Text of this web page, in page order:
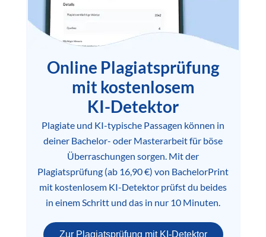
Online Plagiatsprüfung
mit kostenlosem
KI-Detektor
Plagiate und KI-typische Passagen können in
deiner Bachelor- oder Masterarbeit für böse
Überraschungen sorgen. Mit der
Plagiatsprüfung (ab 16,90 €) von BachelorPrint
mit kostenlosem KI-Detektor prüfst du beides
in einem Schritt und das in nur 10 Minuten.
Zur Plagiatsprüfung mit KI-Detektor